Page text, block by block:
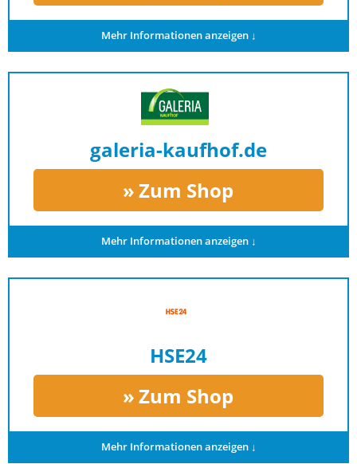
Mehr Informationen anzeigen ↓
galeria-kaufhof.de
Zum Shop
Mehr Informationen anzeigen ↓
HSE24
Zum Shop
Mehr Informationen anzeigen ↓